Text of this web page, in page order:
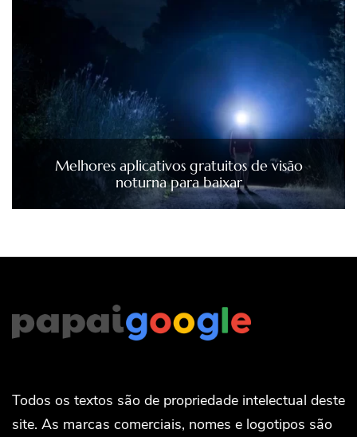
Melhores aplicativos gratuitos de visão
noturna para baixar
Todos os textos são de propriedade intelectual deste
site. As marcas comerciais, nomes e logotipos são